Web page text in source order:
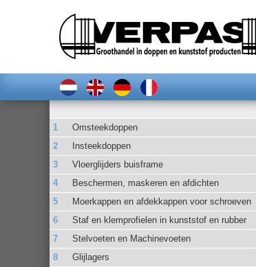
Omsteekdoppen
Insteekdoppen
Vloerglijders buisframe
Beschermen, maskeren en afdichten
Moerkappen en afdekkappen voor schroeven
Staf en klemprofielen in kunststof en rubber
Stelvoeten en Machinevoeten
Glijlagers